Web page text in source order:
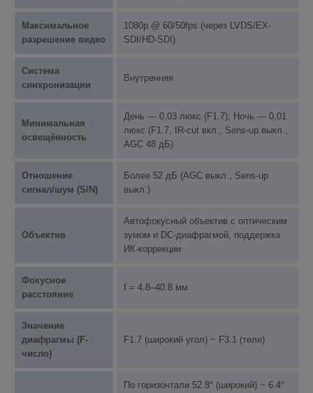
Максимальное
разрешение видео
1080p @ 60/50fps (через LVDS/EX-
SDI/HD-SDI)
Система
синхронизации
Внутренняя
Минимальная
освещённость
День — 0,03 люкс (F1.7); Ночь — 0,01
люкс (F1.7, IR-cut вкл., Sens-up выкл.,
AGC 48 дБ)
Отношение
сигнал/шум (S/N)
Более 52 дБ (AGC выкл., Sens-up
выкл.)
Объектив
Автофокусный объектив с оптическим
зумом и DC-диафрагмой, поддержка
ИК-коррекции
Фокусное
расстояние
f = 4.8–40.8 мм
Значение
диафрагмы (F-
число)
F1.7 (широкий угол) ~ F3.1 (теле)
По горизонтали 52.8° (широкий) ~ 6.4°